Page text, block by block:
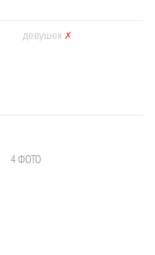
девушек ✗
4 ФОТО